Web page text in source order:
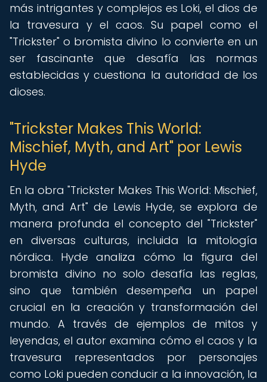
más intrigantes y complejos es Loki, el dios de
la travesura y el caos. Su papel como el
"Trickster" o bromista divino lo convierte en un
ser fascinante que desafía las normas
establecidas y cuestiona la autoridad de los
dioses.
"Trickster Makes This World:
Mischief, Myth, and Art" por Lewis
Hyde
En la obra "Trickster Makes This World: Mischief,
Myth, and Art" de Lewis Hyde, se explora de
manera profunda el concepto del "Trickster"
en diversas culturas, incluida la mitología
nórdica. Hyde analiza cómo la figura del
bromista divino no solo desafía las reglas,
sino que también desempeña un papel
crucial en la creación y transformación del
mundo. A través de ejemplos de mitos y
leyendas, el autor examina cómo el caos y la
travesura representados por personajes
como Loki pueden conducir a la innovación, la